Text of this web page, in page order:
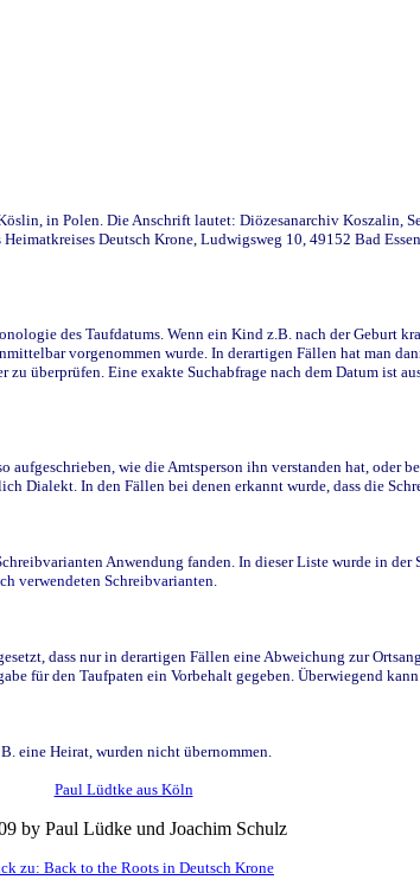
in Polen. Die Anschrift lautet: Diözesanarchiv Koszalin,
Deutsch Krone, Ludwigsweg 10, 49152 Bad
des Taufdatums. Wenn ein Kind z.B. nach der Geburt
vorgenommen wurde. In derartigen Fällen hat man
überprüfen. Eine exakte Suchabfrage nach dem Datum ist
wie die Amtsperson ihn verstanden hat, oder
Dialekt. In den Fällen bei denen erkannt wurde, dass die
Anwendung fanden. In dieser Liste wurde in
verwendeten Schreibvarianten.
dass nur in derartigen Fällen eine Abweichung zur
für den Taufpaten ein Vorbehalt gegeben. Überwiegend
eine Heirat, wurden nicht übernommen.
Paul Lüdtke aus Köln
by Paul Lüdke und Joachim Schulz
zu: Back to the Roots in Deutsch Krone